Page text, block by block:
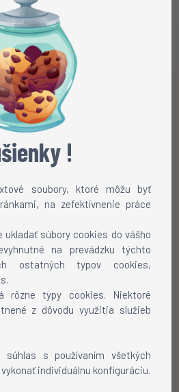
!
soubory, ktoré môžu byť
na zefektívnenie práce
ukladať súbory cookies do vášho
na prevádzku týchto
ostatných typov cookies,
rôzne typy cookies. Niektoré
z dôvodu využitia služieb
súhlas s používaním všetkých
individuálnu konfiguráciu.